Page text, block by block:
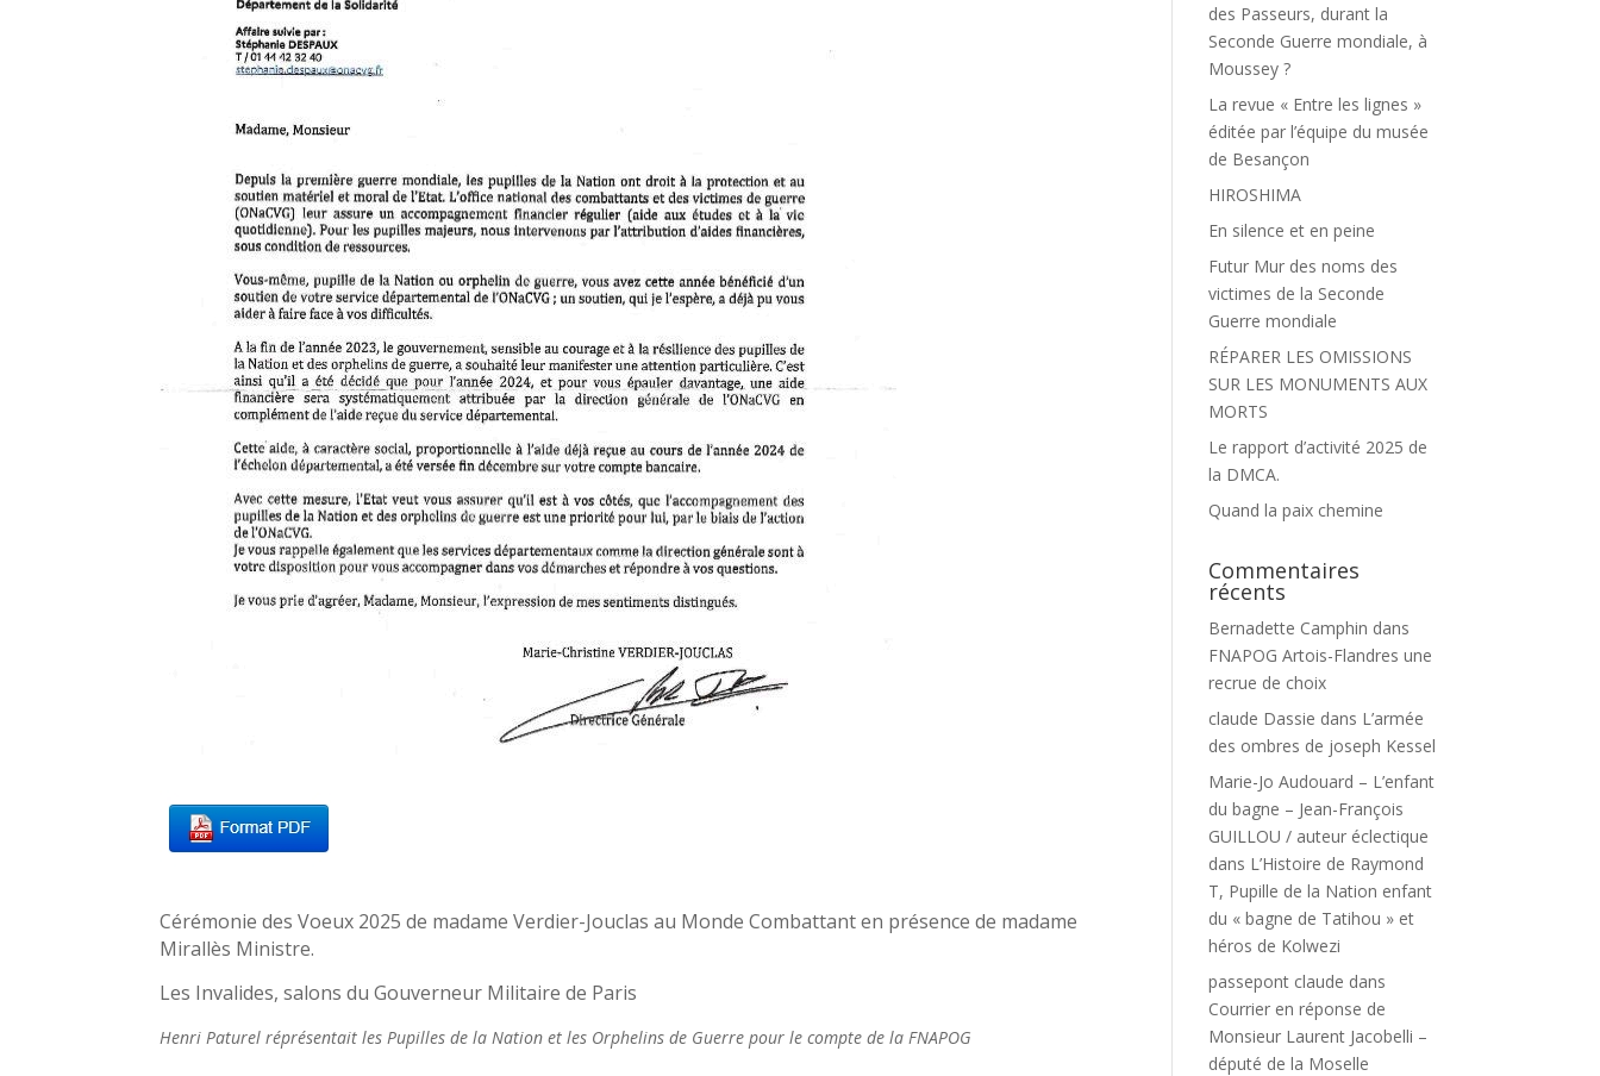
Cérémonie des Voeux 2025 de madame Verdier-Jouclas au Monde Combattant en présence de madame
Mirallès Ministre.
Les Invalides, salons du Gouverneur Militaire de Paris
Henri Paturel réprésentait les Pupilles de la Nation et les Orphelins de Guerre pour le compte de la FNAPOG
des Passeurs, durant la
Seconde Guerre mondiale, à
Moussey ?
La revue « Entre les lignes »
éditée par l’équipe du musée
de Besançon
HIROSHIMA
En silence et en peine
Futur Mur des noms des
victimes de la Seconde
Guerre mondiale
RÉPARER LES OMISSIONS
SUR LES MONUMENTS AUX
MORTS
Le rapport d’activité 2025 de
la DMCA.
Quand la paix chemine
Commentaires
récents
Bernadette Camphin dans
FNAPOG Artois-Flandres une
recrue de choix
claude Dassie dans L’armée
des ombres de joseph Kessel
Marie-Jo Audouard – L’enfant
du bagne – Jean-François
GUILLOU / auteur éclectique
dans L’Histoire de Raymond
T, Pupille de la Nation enfant
du « bagne de Tatihou » et
héros de Kolwezi
passepont claude dans
Courrier en réponse de
Monsieur Laurent Jacobelli –
député de la Moselle